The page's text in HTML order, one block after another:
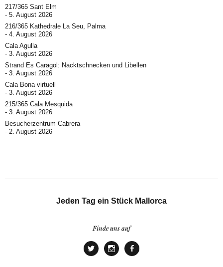
217/365 Sant Elm
5. August 2026
216/365 Kathedrale La Seu, Palma
4. August 2026
Cala Agulla
3. August 2026
Strand Es Caragol: Nacktschnecken und Libellen
3. August 2026
Cala Bona virtuell
3. August 2026
215/365 Cala Mesquida
3. August 2026
Besucherzentrum Cabrera
2. August 2026
Jeden Tag ein Stück Mallorca
Finde uns auf